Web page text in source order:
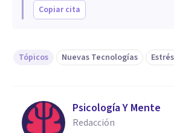
Copiar cita
Tópicos Nuevas Tecnologías Estrés
Psicología Y Mente
Redacción